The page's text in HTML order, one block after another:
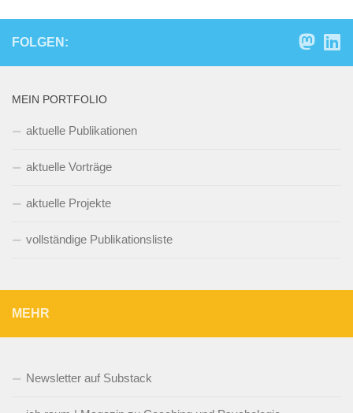
FOLGEN:
MEIN PORTFOLIO
aktuelle Publikationen
aktuelle Vorträge
aktuelle Projekte
vollständige Publikationsliste
MEHR
Newsletter auf Substack